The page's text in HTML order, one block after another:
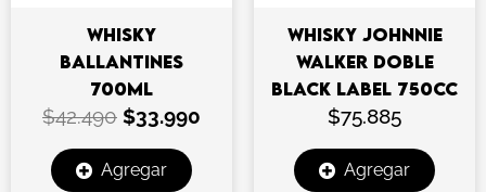
WHISKY
BALLANTINES
700ML
$42.490 $33.990
Agregar
WHISKY JOHNNIE
WALKER DOBLE
BLACK LABEL 750CC
$75.885
Agregar